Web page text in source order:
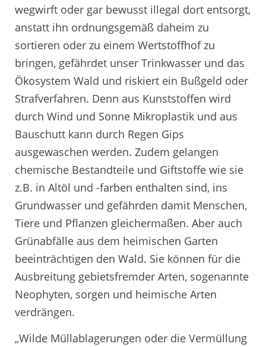
wegwirft oder gar bewusst illegal dort entsorgt,
anstatt ihn ordnungsgemäß daheim zu
sortieren oder zu einem Wertstoffhof zu
bringen, gefährdet unser Trinkwasser und das
Ökosystem Wald und riskiert ein Bußgeld oder
Strafverfahren. Denn aus Kunststoffen wird
durch Wind und Sonne Mikroplastik und aus
Bauschutt kann durch Regen Gips
ausgewaschen werden. Zudem gelangen
chemische Bestandteile und Giftstoffe wie sie
z.B. in Altöl und -farben enthalten sind, ins
Grundwasser und gefährden damit Menschen,
Tiere und Pflanzen gleichermaßen. Aber auch
Grünabfälle aus dem heimischen Garten
beeinträchtigen den Wald. Sie können für die
Ausbreitung gebietsfremder Arten, sogenannte
Neophyten, sorgen und heimische Arten
verdrängen.
„Wilde Müllablagerungen oder die Vermüllung